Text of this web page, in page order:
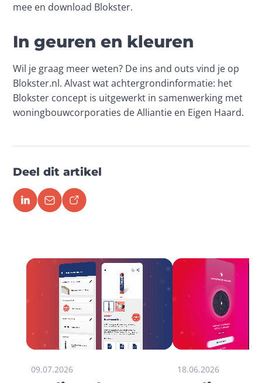
mee en download Blokster.
In geuren en kleuren
Wil je graag meer weten? De ins and outs vind je op
Blokster.nl. Alvast wat achtergrondinformatie: het
Blokster concept is uitgewerkt in samenwerking met
woningbouwcorporaties de Alliantie en Eigen Haard.
Deel dit artikel
09.07.2026 18.06.2026